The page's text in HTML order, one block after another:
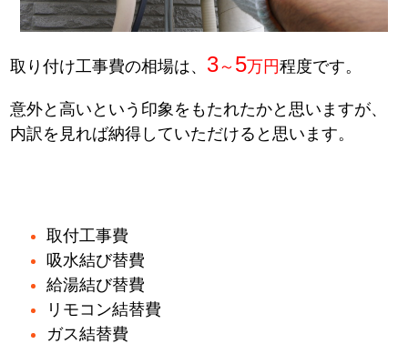
取り付け工事費の相場は、 3～ 5万円程度です。
意外と高いという印象をもたれたかと思いますが、
内訳を見れば納得していただけると思います。
取付工事費
吸水結び替費
給湯結び替費
リモコン結替費
ガス結替費